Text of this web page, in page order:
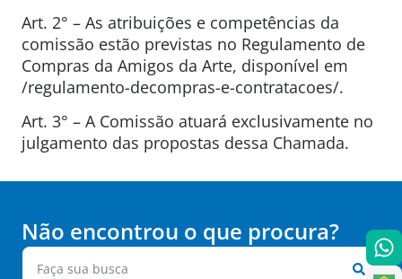
Art. 2° – As atribuições e competências da
comissão estão previstas no Regulamento de
Compras da Amigos da Arte, disponível em
/regulamento-decompras-e-contratacoes/.
Art. 3° – A Comissão atuará exclusivamente no
julgamento das propostas dessa Chamada.
Não encontrou o que procura?